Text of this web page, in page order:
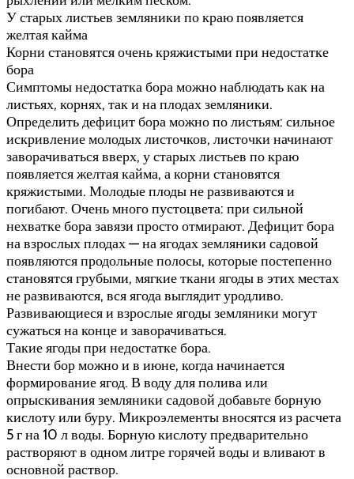
У старых листьев земляники по краю появляется
желтая кайма
Корни становятся очень кряжистыми при недостатке
бора
Симптомы недостатка бора можно наблюдать как на
листьях, корнях, так и на плодах земляники.
Определить дефицит бора можно по листьям: сильное
искривление молодых листочков, листочки начинают
заворачиваться вверх, у старых листьев по краю
появляется желтая кайма, а корни становятся
кряжистыми. Молодые плоды не развиваются и
погибают. Очень много пустоцвета: при сильной
нехватке бора завязи просто отмирают. Дефицит бора
на взрослых плодах — на ягодах земляники садовой
появляются продольные полосы, которые постепенно
становятся грубыми, мягкие ткани ягоды в этих местах
не развиваются, вся ягода выглядит уродливо.
Развивающиеся и взрослые ягоды земляники могут
сужаться на конце и заворачиваться.
Такие ягоды при недостатке бора.
Внести бор можно и в июне, когда начинается
формирование ягод. В воду для полива или
опрыскивания земляники садовой добавьте борную
кислоту или буру. Микроэлементы вносятся из расчета
5 г на 10 л воды. Борную кислоту предварительно
растворяют в одном литре горячей воды и вливают в
основной раствор.